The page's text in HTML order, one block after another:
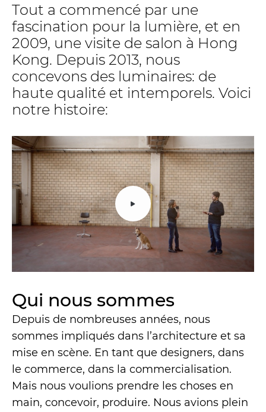
Tout a commencé par une
fascination pour la lumière, et en
2009, une visite de salon à Hong
Kong. Depuis 2013, nous
concevons des luminaires: de
haute qualité et intemporels. Voici
notre histoire:
Qui nous sommes
Depuis de nombreuses années, nous
sommes impliqués dans l’architecture et sa
mise en scène. En tant que designers, dans
le commerce, dans la commercialisation.
Mais nous voulions prendre les choses en
main, concevoir, produire. Nous avions plein